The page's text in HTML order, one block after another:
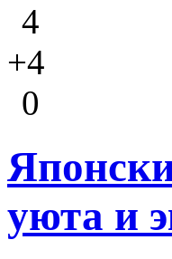
4
+4
0
уюта и